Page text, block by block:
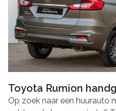
Toyota Rumion
Op zoek naar een huurauto